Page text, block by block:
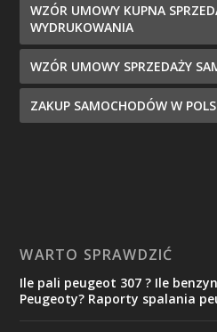
WZÓR UMOWY KUPNA
WYDRUKOWANIA
WZÓR UMOWY SPRZEDAŻY
ZAKUP SAMOCHODÓW W
WARTO SPRAWDZIĆ
Ile pali peugeot 307 ? Ile
Peugeoty? Raporty spalania